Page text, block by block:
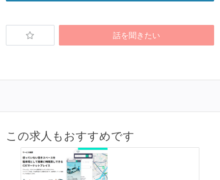
話を聞きたい
この求人もおすすめです